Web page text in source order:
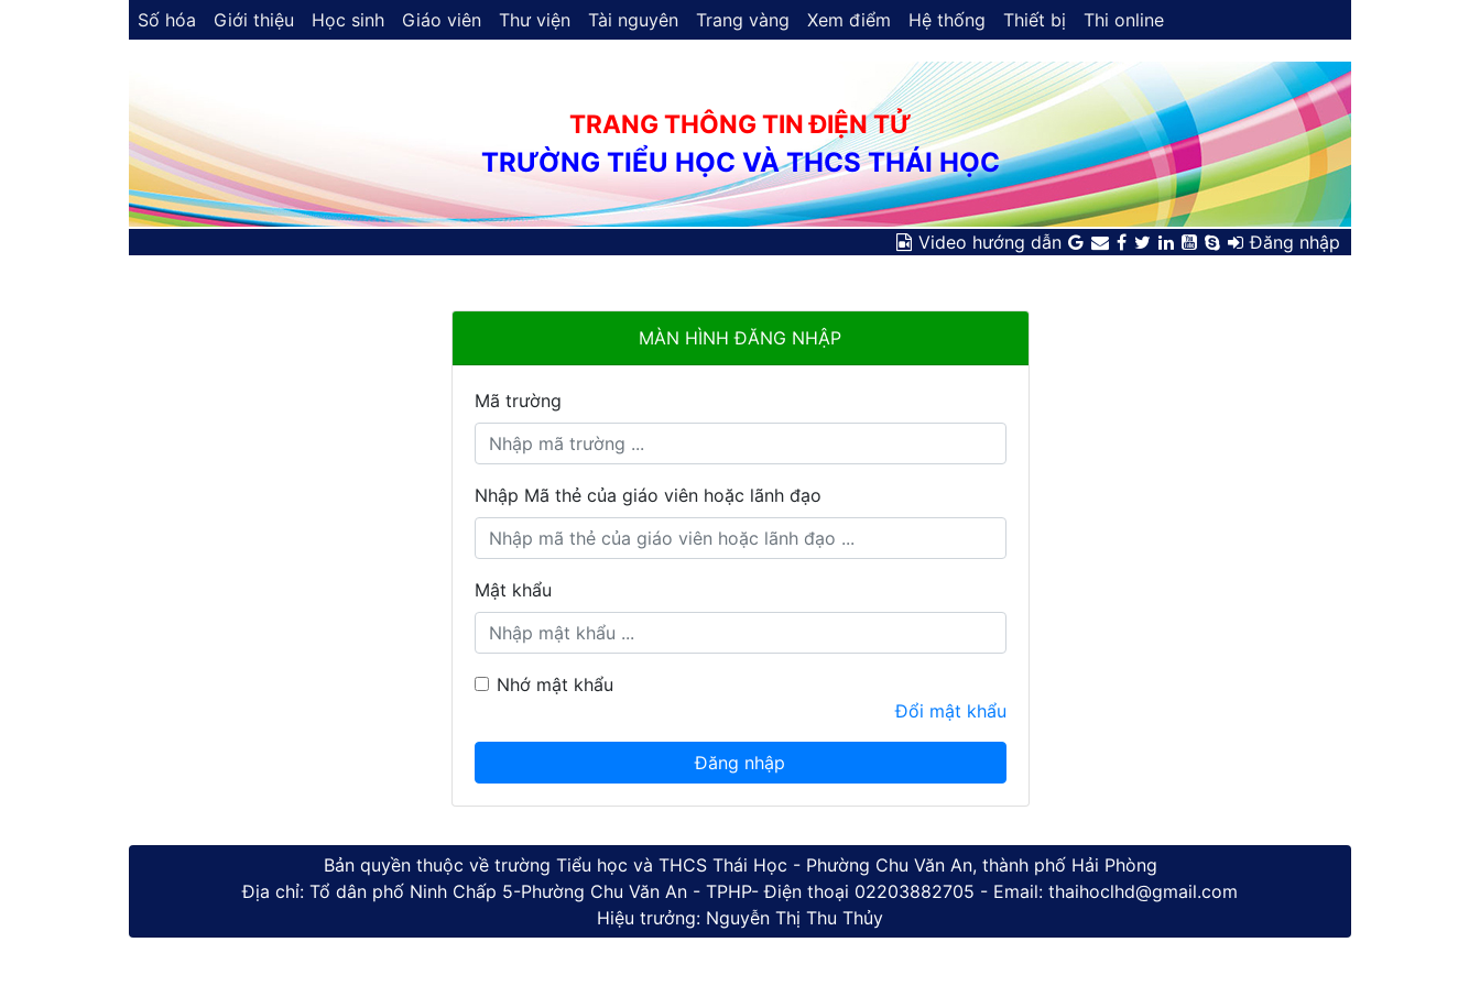
Số hóa Giới thiệu Học sinh Giáo viên Thư viện Tài nguyên Trang vàng Xem điểm Hệ thống Thiết bị Thi online
TRANG THÔNG TIN ĐIỆN TỬ
TRƯỜNG TIỂU HỌC VÀ THCS THÁI HỌC
Video hướng dẫn Đăng nhập
MÀN HÌNH ĐĂNG NHẬP
Mã trường
Nhập Mã thẻ của giáo viên hoặc lãnh đạo
Mật khẩu
Nhớ mật khẩu
Đổi mật khẩu
Bản quyền thuộc về trường Tiểu học và THCS Thái Học - Phường Chu Văn An, thành phố Hải Phòng
Địa chỉ: Tổ dân phố Ninh Chấp 5-Phường Chu Văn An - TPHP- Điện thoại 02203882705 - Email: thaihoclhd@gmail.com
Hiệu trưởng: Nguyễn Thị Thu Thủy